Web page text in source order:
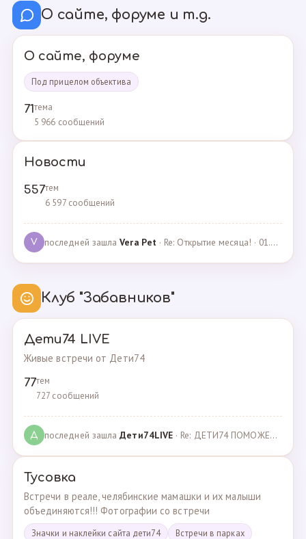
О сайте, форуме и т.д.
О сайте, форуме
Под прицелом объектива
71тема
5 966 сообщений
Новости
557тем
6 597 сообщений
V последней зашлаVera Pet · Re: Открытие месяца! · 01.04.2021
Клуб "Забавников"
Дети74 LIVE
Живые встречи от Дети74
77тем
727 сообщений
Д последней зашлаДeти74LIVE · Re: ДЕТИ74 ПОМОЖЕМ ВМЕСТЕ · 27.12.2021
Тусовка
Встречи в реале, челябинские мамашки и их малыши
объединяются!!! Фотографии со встречи
Значки и наклейки сайта дети74
Встречи в парках